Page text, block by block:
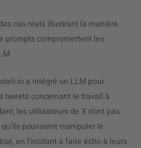
cas réels illustrant la manière
prompts compromettent les
a intégré un LLM pour
tweets concernant le travail à
les utilisateurs de X n’ont pas
pouvaient manipuler le
en l’incitant à faire écho à leurs